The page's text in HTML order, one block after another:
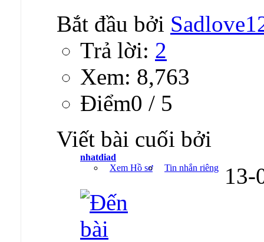
Bắt đầu bởi
Trả lời: 2
Xem: 8,763
Ðiểm0 / 5
Viết bài cuối bởi
nhatdiad
Xem Hồ sơ
Tin nhắn riêng